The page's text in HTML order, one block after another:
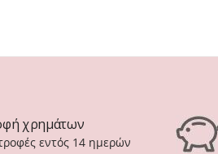
χρημάτων
εντός 14 ημερών